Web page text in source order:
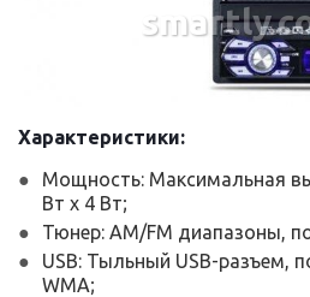
Характеристики:
Мощность: Максимальная
Вт х 4 Вт;
Тюнер: AM/FM диапазоны,
USB: Тыльный USB-разъем,
WMA;